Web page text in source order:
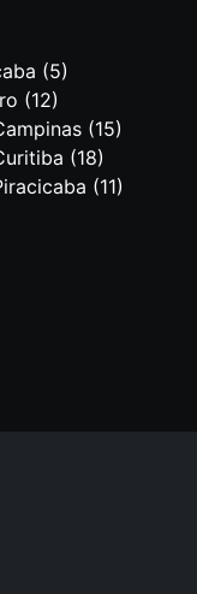
(5)
(12)
(15)
(18)
(11)